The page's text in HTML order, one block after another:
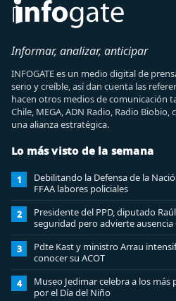
Informar, analizar, anticipar
INFOGATE es un medio digital de
serio y creíble, así dan cuenta las
hacen otros medios de comunicación
Chile, MEGA, ADN Radio, Radio
una alianza estratégica.
Lo más visto de la semana
1
Debilitando la Defensa de la
FFAA labores policiales
2
Presidente del PPD, diputado
seguridad pero advierte
bancario
3
Pdte Kast y ministro Arrau
conocer su ACOT
4
Museo Jedimar celebra a los
por el Día del Niño